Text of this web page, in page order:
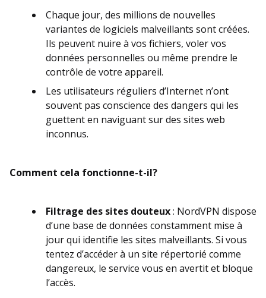
Chaque jour, des millions de nouvelles
variantes de logiciels malveillants sont créées.
Ils peuvent nuire à vos fichiers, voler vos
données personnelles ou même prendre le
contrôle de votre appareil.
Les utilisateurs réguliers d’Internet n’ont
souvent pas conscience des dangers qui les
guettent en naviguant sur des sites web
inconnus.
Comment cela fonctionne-t-il?
Filtrage des sites douteux: NordVPN dispose
d’une base de données constamment mise à
jour qui identifie les sites malveillants. Si vous
tentez d’accéder à un site répertorié comme
dangereux, le service vous en avertit et bloque
l’accès.